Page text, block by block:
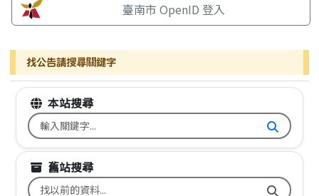
臺南市 OpenID 登入
找公告請搜尋關鍵字
本站搜尋
搜尋台南市文元國小全球資訊網關鍵字
舊站搜尋
搜尋台南市文元國小舊校網關鍵字